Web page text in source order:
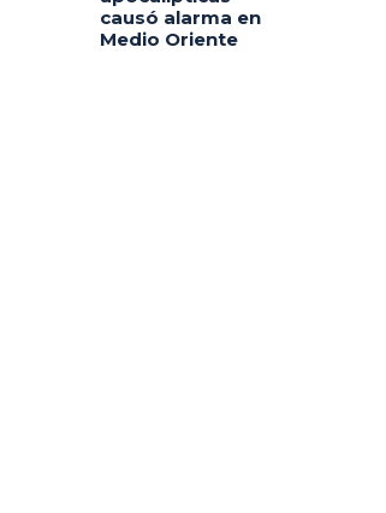
causó alarma en
Medio Oriente